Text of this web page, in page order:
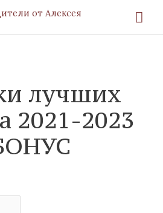
лучших
2021-2023